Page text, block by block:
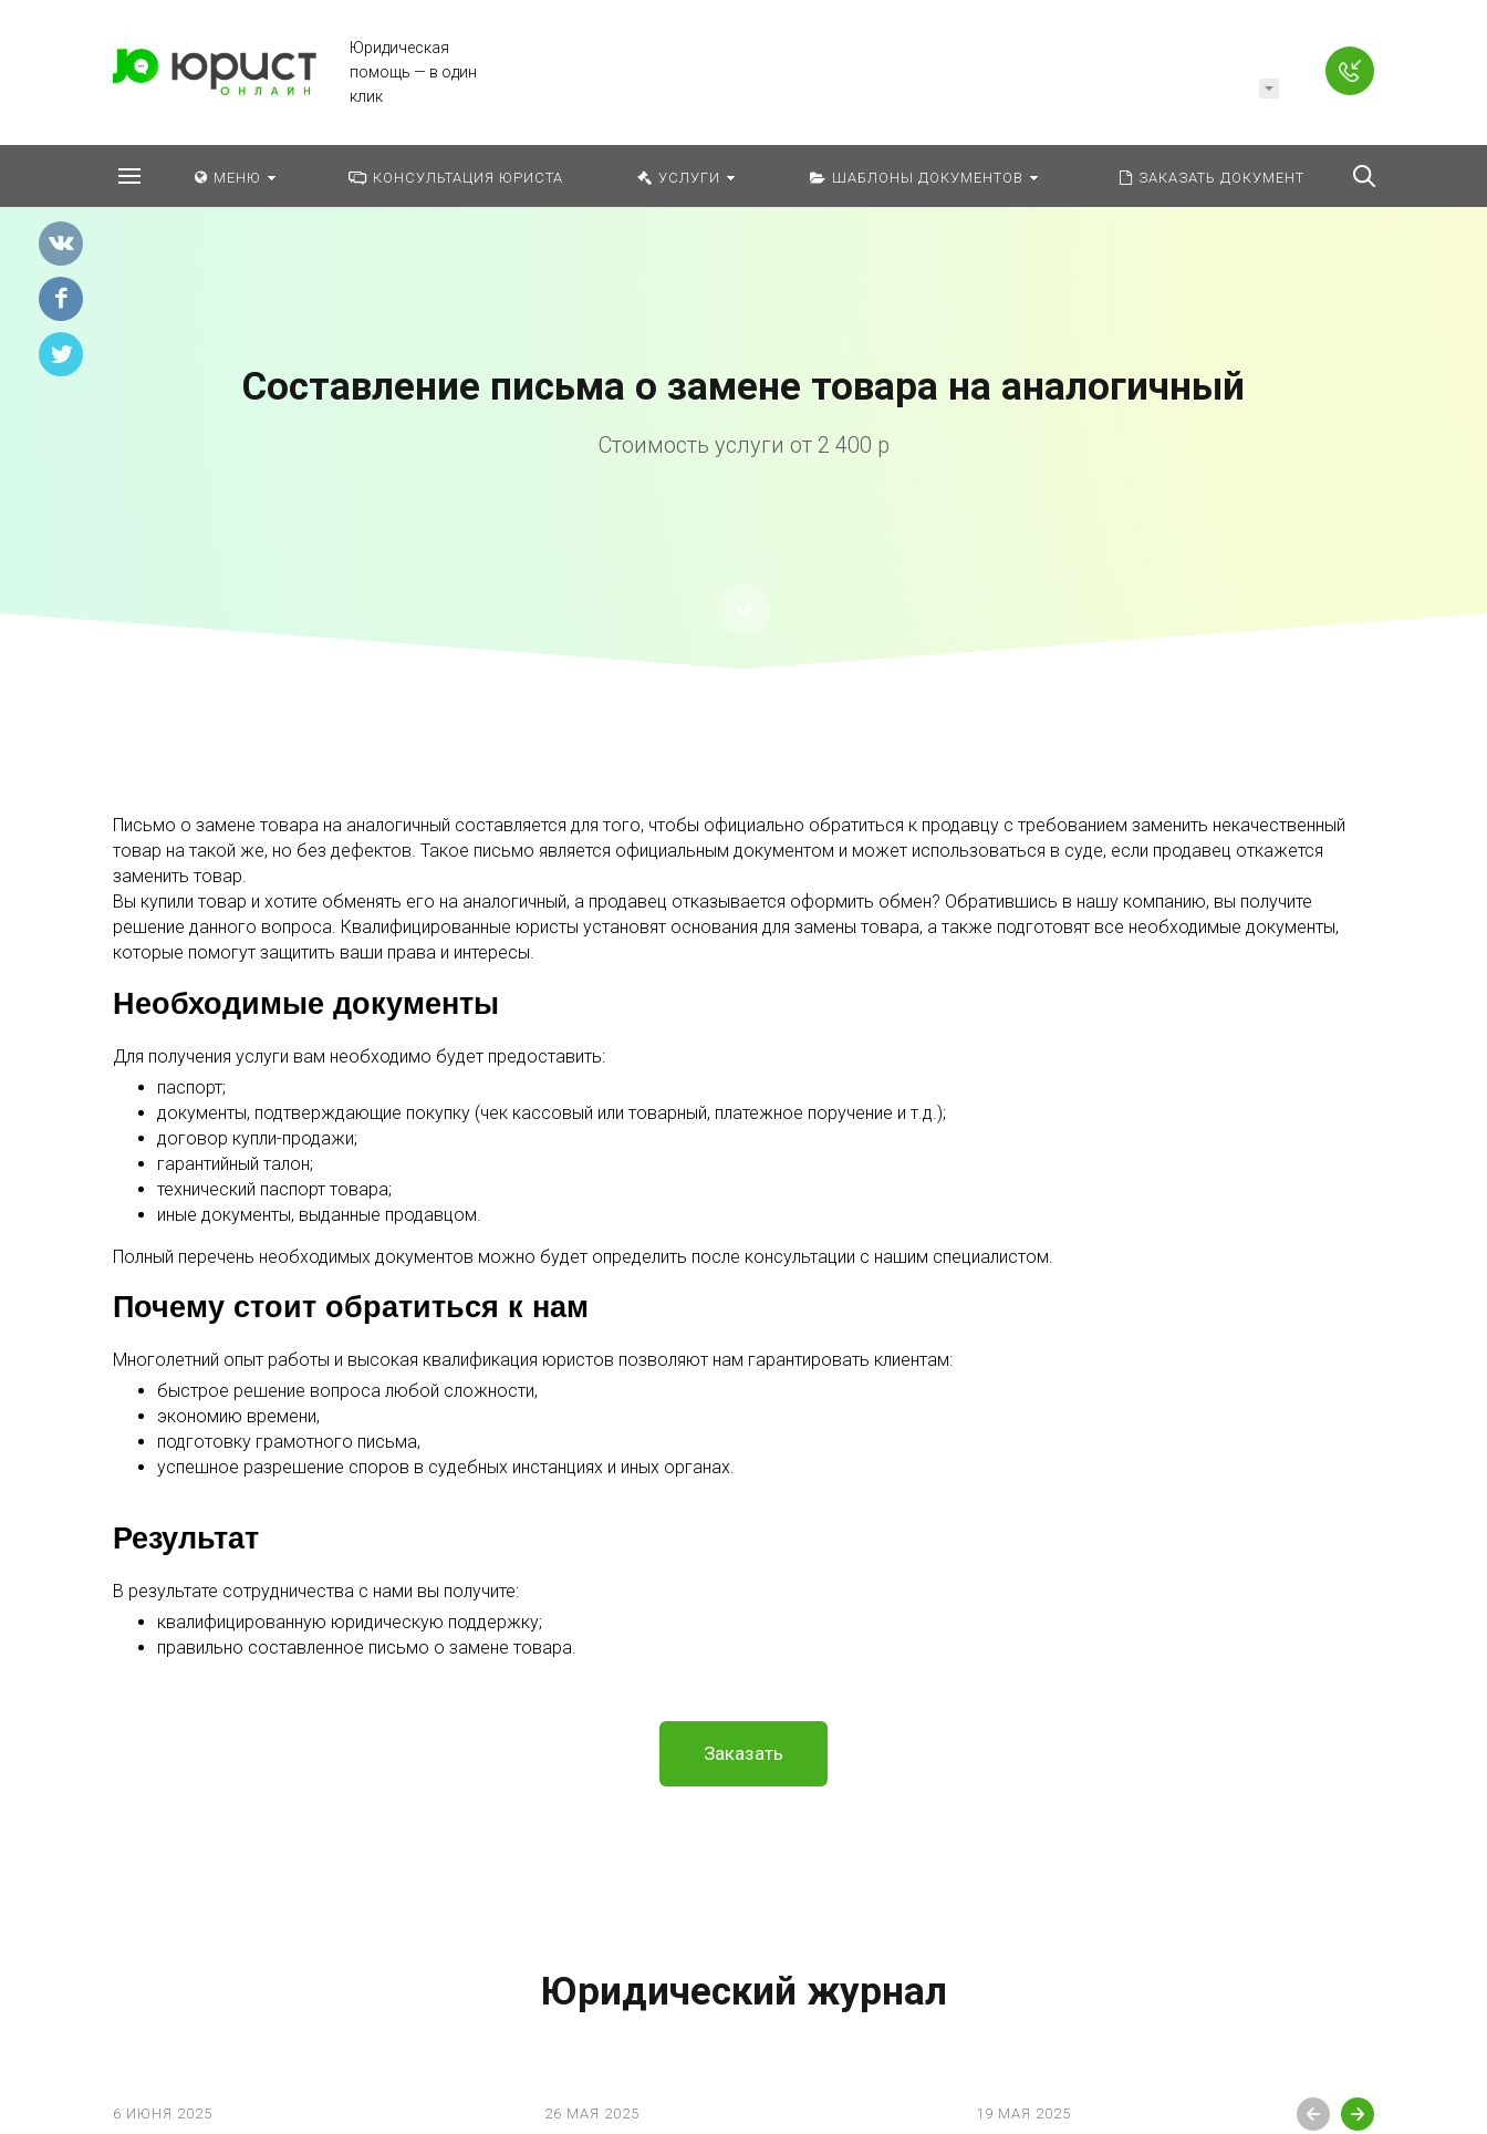
Юридическая
помощь — в один
клик
МЕНЮ КОНСУЛЬТАЦИЯ ЮРИСТА УСЛУГИ ШАБЛОНЫ ДОКУМЕНТОВ ЗАКАЗАТЬ ДОКУМЕНТ
Составление письма о замене товара на аналогичный
Стоимость услуги от 2 400 р
Письмо о замене товара на аналогичный составляется для того, чтобы официально обратиться к продавцу с требованием заменить некачественный
товар на такой же, но без дефектов. Такое письмо является официальным документом и может использоваться в суде, если продавец откажется
заменить товар.
Вы купили товар и хотите обменять его на аналогичный, а продавец отказывается оформить обмен? Обратившись в нашу компанию, вы получите
решение данного вопроса. Квалифицированные юристы установят основания для замены товара, а также подготовят все необходимые документы,
которые помогут защитить ваши права и интересы.
Необходимые документы
Для получения услуги вам необходимо будет предоставить:
паспорт;
документы, подтверждающие покупку (чек кассовый или товарный, платежное поручение и т.д.);
договор купли-продажи;
гарантийный талон;
технический паспорт товара;
иные документы, выданные продавцом.
Полный перечень необходимых документов можно будет определить после консультации с нашим специалистом.
Почему стоит обратиться к нам
Многолетний опыт работы и высокая квалификация юристов позволяют нам гарантировать клиентам:
быстрое решение вопроса любой сложности,
экономию времени,
подготовку грамотного письма,
успешное разрешение споров в судебных инстанциях и иных органах.
Результат
В результате сотрудничества с нами вы получите:
квалифицированную юридическую поддержку;
правильно составленное письмо о замене товара.
Заказать
Юридический журнал
6 ИЮНЯ 2025 26 МАЯ 2025 19 МАЯ 2025